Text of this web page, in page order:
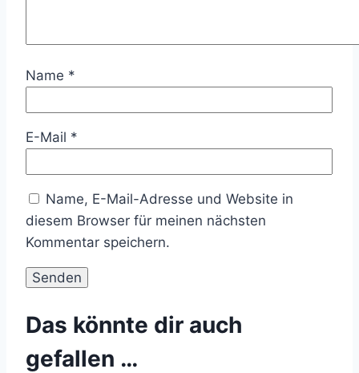
Name *
E-Mail *
Name, E-Mail-Adresse und Website in
diesem Browser für meinen nächsten
Kommentar speichern.
Das könnte dir auch
gefallen …